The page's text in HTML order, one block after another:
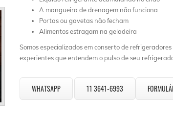
A mangueira de drenagem não funciona
Portas ou gavetas não fecham
Alimentos estragam na geladeira
Somos especializados em conserto de
experientes que entendem o pulso de seu
WHATSAPP 11 3641-6993